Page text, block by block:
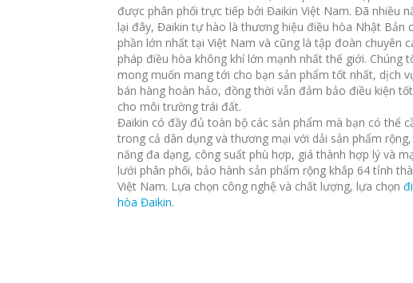
được phân phối trực tiếp bởi Đaikin Việt Nam. Đã nhiều
lại đây, Đaikin tự hào là thương hiệu điều hòa Nhật Bản
phần lớn nhất tại Việt Nam và cũng là tập đoàn chuyên
pháp điều hòa không khí lớn mạnh nhất thế giới. Chúng
mong muốn mang tới cho bạn sản phẩm tốt nhất, dịch
bán hàng hoàn hảo, đồng thời vẫn đảm bảo điều kiện
cho môi trường trái đất.
Đaikin có đầy đủ toàn bộ các sản phẩm mà bạn có thể
trong cả dân dụng và thương mại với dải sản phẩm
năng đa dạng, công suất phù hợp, giá thành hợp lý và
lưới phân phối, bảo hành sản phẩm rộng khắp 64 tỉnh
Việt Nam. Lựa chọn công nghệ và chất lượng, lựa chọn
hòa Đaikin.
Nói
hết
3